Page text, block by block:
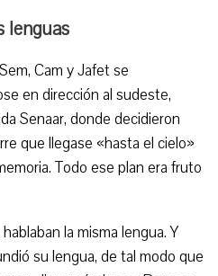
lenguas
Cam y Jafet se
en dirección al sudeste,
Senaar, donde decidieron
que llegase «hasta el cielo»
Todo ese plan era fruto
la misma lengua. Y
su lengua, de tal modo que